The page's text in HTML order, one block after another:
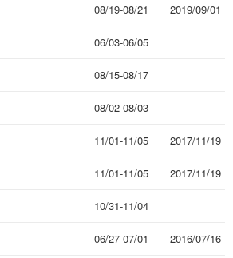
08/19-08/21 2019/09/01
06/03-06/05
08/15-08/17
08/02-08/03
11/01-11/05 2017/11/19
11/01-11/05 2017/11/19
10/31-11/04
06/27-07/01 2016/07/16